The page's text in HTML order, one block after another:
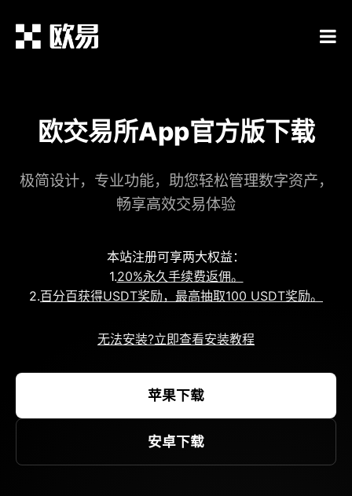
欧交易所App官方版下载
极简设计，专业功能，助您轻松管理数字资产，
畅享高效交易体验
本站注册可享两大权益：
1.20%永久手续费返佣。
2.百分百获得USDT奖励，最高抽取100 USDT奖励。
无法安装?立即查看安装教程
苹果下载
安卓下载